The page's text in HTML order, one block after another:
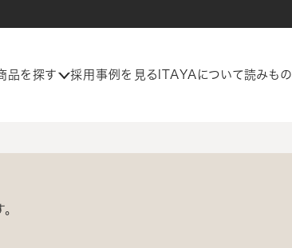
品を探す 採用事例を見る ITAYAについて読みもの